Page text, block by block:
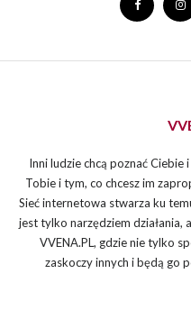
Inni ludzie chcą poznać Ciebie
Tobie i tym, co chcesz im
Sieć internetowa stwarza ku
jest tylko narzędziem działania,
VVENA.PL, gdzie nie tylko
zaskoczy innych i będą go